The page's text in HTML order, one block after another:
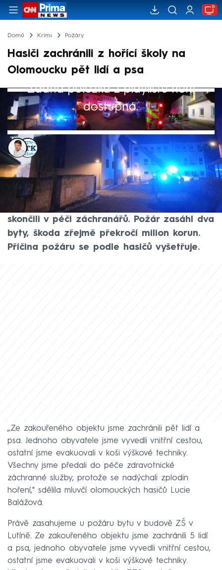
Domů Krimi Požáry
Hasiči zachránili z hořící školy na
Olomoucku pět lidí a psa
Žádná položka z playlistu není
dostupná.
Tomáš Petržela
28. pro 2025, 22:53
Pět lidí se v neděli večer zranilo při požáru
bytů v budově Základní školy v Lutíně na
Olomoucku. Nadýchali se zplodin hoření a
skončili v péči záchranářů. Požár zasáhl dva
byty, škoda zřejmě překročí milion korun.
Příčina požáru se podle hasičů vyšetřuje.
„Ze zakouřeného objektu jsme zachránili pět lidí a
psa. Jednoho obyvatele jsme vyvedli vnitřní cestou,
ostatní jsme evakuovali v koši výškové techniky.
Všechny jsme předali do péče zdravotnické
záchranné služby, protože se nadýchali zplodin
hoření," sdělila mluvčí olomouckých hasičů Lucie
Balážová.
Právě zasahujeme u požáru bytu v budově ZŠ v
Lutíně. Ze zakouřeného objektu jsme zachránili 5 lidí
a psa, jednoho obyvatele jsme vyvedli vnitřní cestou,
ostatní jsme evakuovali v koši výškové techniky.